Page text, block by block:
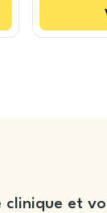
clinique et